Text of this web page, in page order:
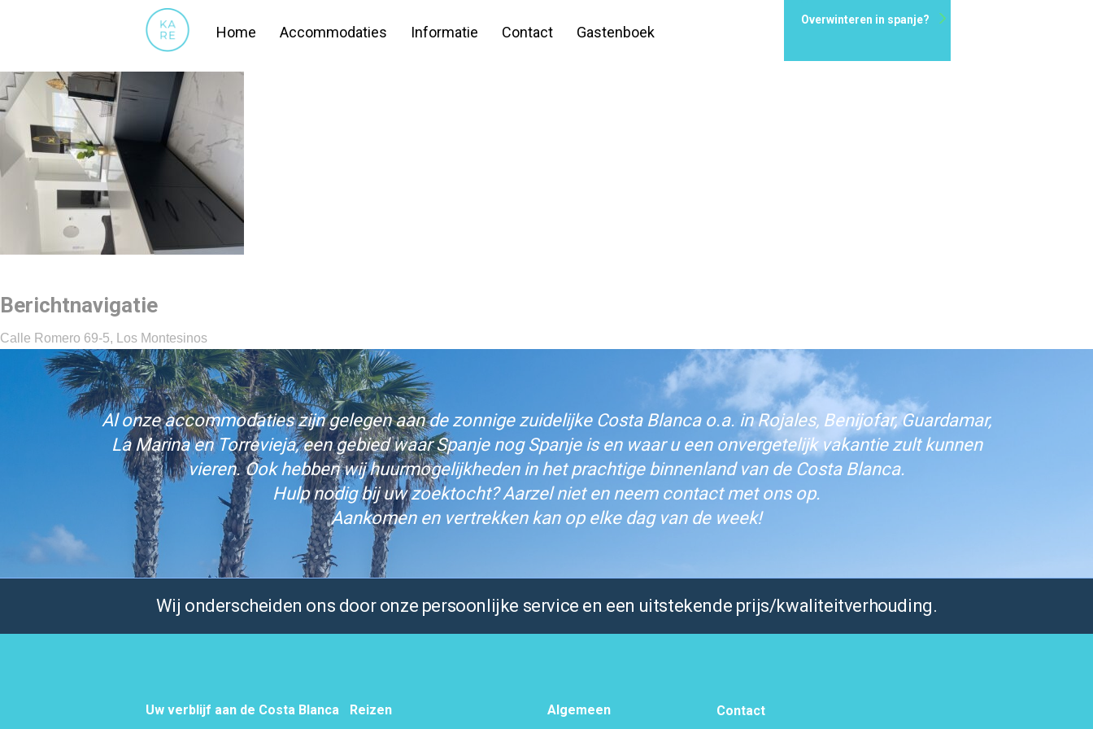
Home Accommodaties Informatie Contact Gastenboek
Overwinteren in spanje?
Berichtnavigatie
Calle Romero 69-5, Los Montesinos
Al onze accommodaties zijn gelegen aan de zonnige zuidelijke Costa Blanca o.a. in Rojales, Benijofar, Guardamar,
La Marina en Torrevieja, een gebied waar Spanje nog Spanje is en waar u een onvergetelijk vakantie zult kunnen
vieren. Ook hebben wij huurmogelijkheden in het prachtige binnenland van de Costa Blanca.
Hulp nodig bij uw zoektocht? Aarzel niet en neem contact met ons op.
Aankomen en vertrekken kan op elke dag van de week!
Wij onderscheiden ons door onze persoonlijke service en een uitstekende prijs/kwaliteitverhouding.
Uw verblijf aan de Costa Blanca Reizen Algemeen Contact